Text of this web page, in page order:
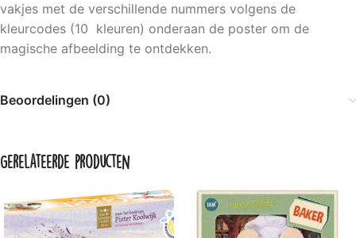
vakjes met de verschillende nummers volgens de
kleurcodes (10 kleuren) onderaan de poster om de
magische afbeelding te ontdekken.
Beoordelingen (0)
Gerelateerde producten